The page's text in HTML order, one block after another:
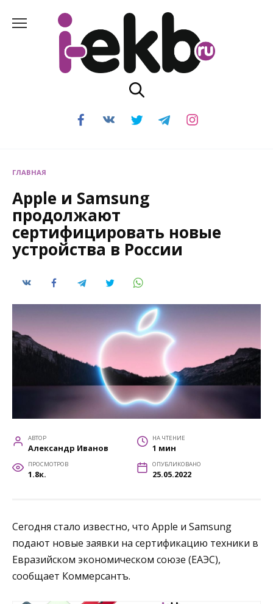
содержанию
ГЛАВНАЯ
Apple и Samsung
продолжают
сертифицировать новые
устройства в России
АВТОР
Александр Иванов
НА ЧТЕНИЕ
1 мин
ПРОСМОТРОВ
1.8к.
ОПУБЛИКОВАНО
25.05.2022
Сегодня стало известно, что Apple и Samsung
подают новые заявки на сертификацию техники в
Евразийском экономическом союзе (ЕАЭС),
сообщает Коммерсантъ.